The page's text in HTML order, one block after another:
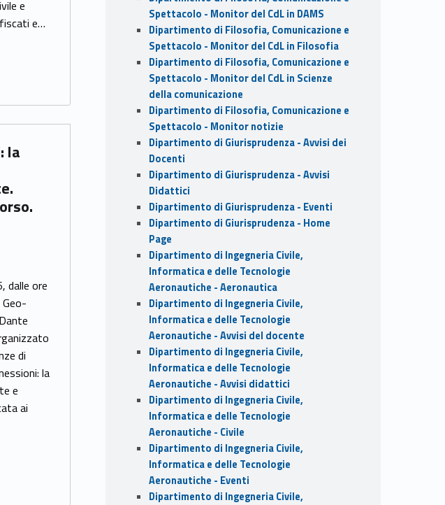
e
e…
la
dalle ore
di
la
e
ai
Spettacolo - Monitor del CdL in DAMS
Dipartimento di Filosofia, Comunicazione e
Spettacolo - Monitor del CdL in Filosofia
Dipartimento di Filosofia, Comunicazione e
Spettacolo - Monitor del CdL in Scienze
della comunicazione
Dipartimento di Filosofia, Comunicazione e
Spettacolo - Monitor notizie
Dipartimento di Giurisprudenza - Avvisi dei
Docenti
Dipartimento di Giurisprudenza - Avvisi
Didattici
Dipartimento di Giurisprudenza - Eventi
Dipartimento di Giurisprudenza - Home
Page
Dipartimento di Ingegneria Civile,
Informatica e delle Tecnologie
Aeronautiche - Aeronautica
Dipartimento di Ingegneria Civile,
Informatica e delle Tecnologie
Aeronautiche - Avvisi del docente
Dipartimento di Ingegneria Civile,
Informatica e delle Tecnologie
Aeronautiche - Avvisi didattici
Dipartimento di Ingegneria Civile,
Informatica e delle Tecnologie
Aeronautiche - Civile
Dipartimento di Ingegneria Civile,
Informatica e delle Tecnologie
Aeronautiche - Eventi
Dipartimento di Ingegneria Civile,